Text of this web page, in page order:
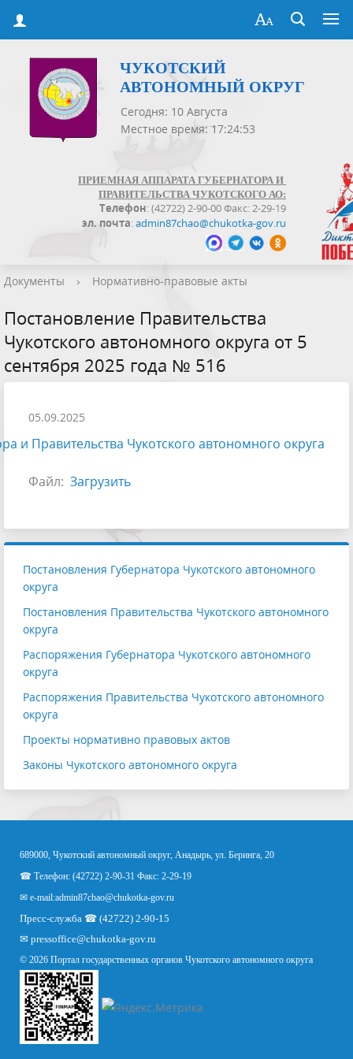
ЧУКОТСКИЙ
АВТОНОМНЫЙ ОКРУГ
Сегодня: 10 Августа
Местное время: 17:24:53
ПРИЕМНАЯ АППАРАТА ГУБЕРНАТОРА И
ПРАВИТЕЛЬСТВА ЧУКОТСКОГО АО:
Телефон: (42722) 2-90-00 Факс: 2-29-19
эл. почта:admin87chao@chukotka-gov.ru
Документы › Нормативно-правовые акты
Постановление Правительства
Чукотского автономного округа от 5
сентября 2025 года № 516
05.09.2025
и Правительства Чукотского автономного округа
Файл: Загрузить
Постановления Губернатора Чукотского автономного
округа
Постановления Правительства Чукотского автономного
округа
Распоряжения Губернатора Чукотского автономного
округа
Распоряжения Правительства Чукотского автономного
округа
Проекты нормативно правовых актов
Законы Чукотского автономного округа
689000, Чукотский автономный округ, Анадырь, ул. Беринга, 20
☎ Телефон: (42722) 2-90-31 Факс: 2-29-19
✉ e-mail:admin87chao@chukotka-gov.ru
Пресс-служба ☎ (42722) 2-90-15
✉ pressoffice@chukotka-gov.ru
© 2026 Портал государственных органов Чукотского автономного округа